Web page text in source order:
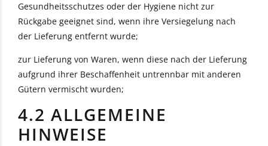
Gesundheitsschutzes oder der Hygiene nicht zur
Rückgabe geeignet sind, wenn ihre Versiegelung nach
der Lieferung entfernt wurde;
zur Lieferung von Waren, wenn diese nach der Lieferung
aufgrund ihrer Beschaffenheit untrennbar mit anderen
Gütern vermischt wurden;
4.2 ALLGEMEINE
HINWEISE